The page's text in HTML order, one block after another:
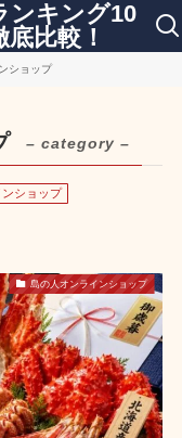
ンキング10
比較！
ショップ
– category –
ショップ
島の人オンラインショップ